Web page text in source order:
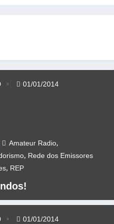
da Ponte 25 abril – CR60A
Amateur Radio,
, Rede dos Emissores
, REP
01/01/2014
01/01/2014